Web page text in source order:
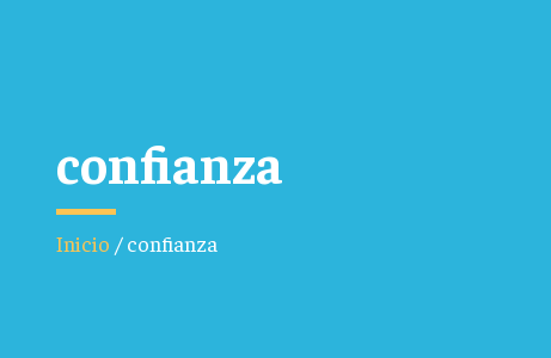
confianza
Inicio /confianza